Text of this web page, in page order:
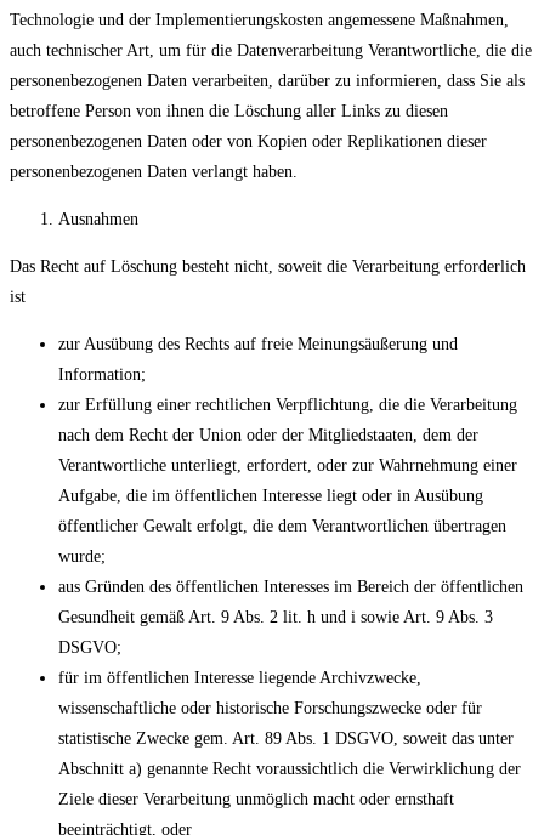
Technologie und der Implementierungskosten angemessene Maßnahmen,
auch technischer Art, um für die Datenverarbeitung Verantwortliche, die die
personenbezogenen Daten verarbeiten, darüber zu informieren, dass Sie als
betroffene Person von ihnen die Löschung aller Links zu diesen
personenbezogenen Daten oder von Kopien oder Replikationen dieser
personenbezogenen Daten verlangt haben.
Ausnahmen
Das Recht auf Löschung besteht nicht, soweit die Verarbeitung erforderlich
ist
zur Ausübung des Rechts auf freie Meinungsäußerung und
Information;
zur Erfüllung einer rechtlichen Verpflichtung, die die Verarbeitung
nach dem Recht der Union oder der Mitgliedstaaten, dem der
Verantwortliche unterliegt, erfordert, oder zur Wahrnehmung einer
Aufgabe, die im öffentlichen Interesse liegt oder in Ausübung
öffentlicher Gewalt erfolgt, die dem Verantwortlichen übertragen
wurde;
aus Gründen des öffentlichen Interesses im Bereich der öffentlichen
Gesundheit gemäß Art. 9 Abs. 2 lit. h und i sowie Art. 9 Abs. 3
DSGVO;
für im öffentlichen Interesse liegende Archivzwecke,
wissenschaftliche oder historische Forschungszwecke oder für
statistische Zwecke gem. Art. 89 Abs. 1 DSGVO, soweit das unter
Abschnitt a) genannte Recht voraussichtlich die Verwirklichung der
Ziele dieser Verarbeitung unmöglich macht oder ernsthaft
beeinträchtigt, oder